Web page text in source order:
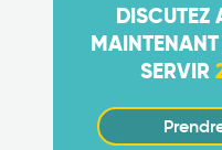
DISCUTEZ
SERVIR